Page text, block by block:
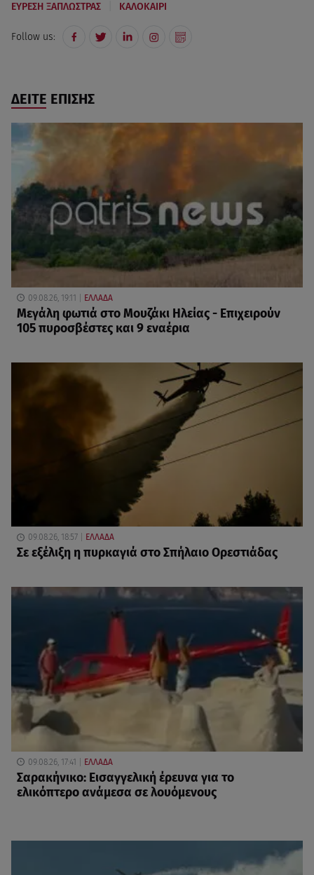
ΕΥΡΕΣΗ ΞΑΠΛΩΣΤΡΑΣ ΚΑΛΟΚΑΙΡΙ
Follow us:
ΔΕΙΤΕ ΕΠΙΣΗΣ
09.08.26, 19:11 ΕΛΛΑΔΑ
Μεγάλη φωτιά στο Μουζάκι Ηλείας - Επιχειρούν
105 πυροσβέστες και 9 εναέρια
09.08.26, 18:57 ΕΛΛΑΔΑ
Σε εξέλιξη η πυρκαγιά στο Σπήλαιο Ορεστιάδας
09.08.26, 17:41 ΕΛΛΑΔΑ
Σαρακήνικο: Εισαγγελική έρευνα για το
ελικόπτερο ανάμεσα σε λουόμενους